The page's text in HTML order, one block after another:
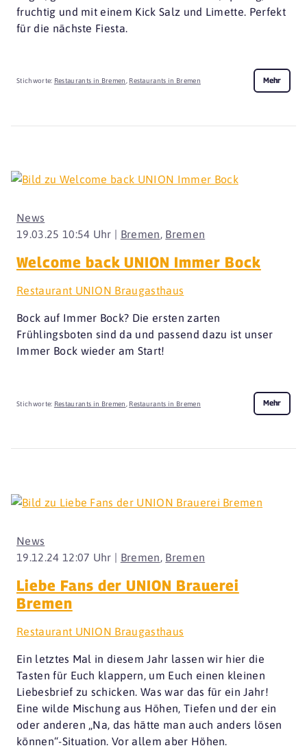
fruchtig und mit einem Kick Salz und Limette. Perfekt
für die nächste Fiesta.
Stichworte: Restaurants in Bremen, Restaurants in Bremen Mehr
19.03.25 10:54 Uhr | Bremen, Bremen
News
Welcome back UNION Immer Bock
Restaurant UNION Braugasthaus
Bock auf Immer Bock? Die ersten zarten
Frühlingsboten sind da und passend dazu ist unser
Immer Bock wieder am Start!
Stichworte: Restaurants in Bremen Restaurants in Bremen Mehr
19.12.24 12:07 Uhr | Bremen, Bremen
News
Liebe Fans der UNION Brauerei
Bremen
Restaurant UNION Braugasthaus
Ein letztes Mal in diesem Jahr lassen wir hier die
Tasten für Euch klappern, um Euch einen kleinen
Liebesbrief zu schicken. Was war das für ein Jahr!
Eine wilde Mischung aus Höhen, Tiefen und der ein
oder anderen „Na, das hätte man auch anders lösen
können“-Situation. Vor allem aber Höhen.